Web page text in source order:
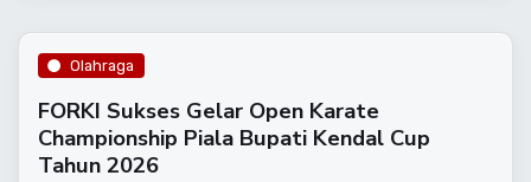
Olahraga
FORKI Sukses Gelar Open Karate
Championship Piala Bupati Kendal Cup
Tahun 2026